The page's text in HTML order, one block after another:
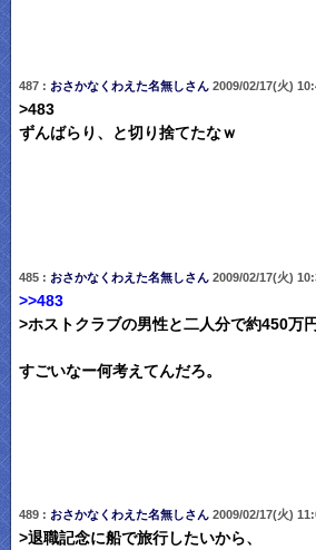
487 : おさかなくわえた名無しさん2009/02/17(火)
>483
ずんばらり、と切り捨てたなｗ
485 : おさかなくわえた名無しさん2009/02/17(火)
>>483
>ホストクラブの男性と二人分で約450万円
すごいなー何考えてんだろ。
489 : おさかなくわえた名無しさん2009/02/17(火)
>退職記念に船で旅行したいから、